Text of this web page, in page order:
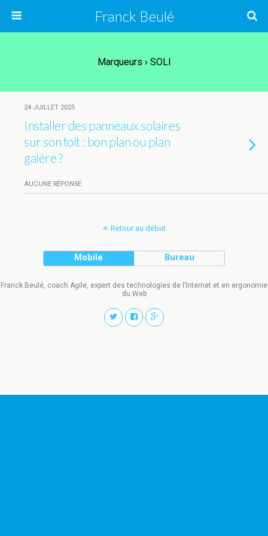
Franck Beulé
Marqueurs › SOLI
24 JUILLET 2025
Installer des panneaux solaires
sur son toit : bon plan ou plan
galère ?
AUCUNE RÉPONSE
Retour au début
Mobile Bureau
Franck Beulé, coach Agile, expert des technologies de l’Internet et en ergonomie
du Web